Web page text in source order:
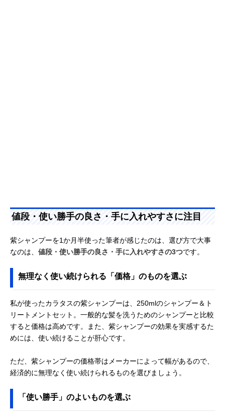
値段・使い勝手の良さ・手に入れやすさに注目
紫シャンプーを1か月半使った筆者が感じたのは、選び方で大事
なのは、 値段・使い勝手の良さ・手に入れやすさの3つです。
無理なく使い続けられる「価格」のものを選ぶ
私が使ったカラタスの紫シャンプーは、250mlのシャンプー＆ト
リートメントセット。一般的な髪を洗うためのシャンプーと比較
すると価格は高めです。また、紫シャンプーの効果を実感するた
めには、使い続けることが肝心です。
ただ、紫シャンプーの価格帯はメーカーによって幅があるので、
経済的に無理なく使い続けられるものを選びましょう。
「使い勝手」のよいものを選ぶ